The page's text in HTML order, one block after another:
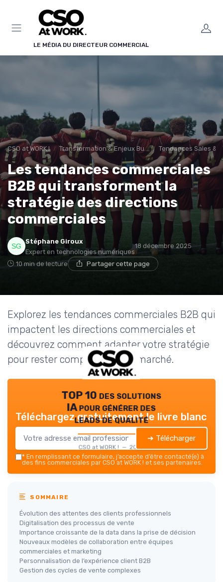
LE MÉDIA DU DIRECTEUR COMMERCIAL
CSO at WORK ! Transformation & Enjeux Business Tendances Sales &
Les tendances commerciales
B2B qui transforment la
stratégie des directions
commerciales
Stéphane Giroux
Expert en technologies numériques
18 décembre 2025
10 min de lecture Partager cette page
Explorez les tendances commerciales B2B qui
impactent les directions commerciales et
découvrez comment adapter votre stratégie
pour rester compétitif sur le marché.
TOP 10 des solutions
IA pour générer des
leads de qualité
CSO at WORK ! — 2026
Téléchargez gratuitement le livre blanc
➔ Télécharger
* En remplissant ce formulaire, j’accepte d’être contacté(e) à
des fins commerciales par CSO at WORK ! et ses partenaires.
SOMMAIRE
Évolution des attentes des clients professionnels
Digitalisation des processus de vente
Importance croissante de la data dans la prise de décision
Nouveaux modèles de collaboration entre équipes
commerciales et marketing
Personnalisation de l’expérience client B2B
Gestion des cycles de vente complexes